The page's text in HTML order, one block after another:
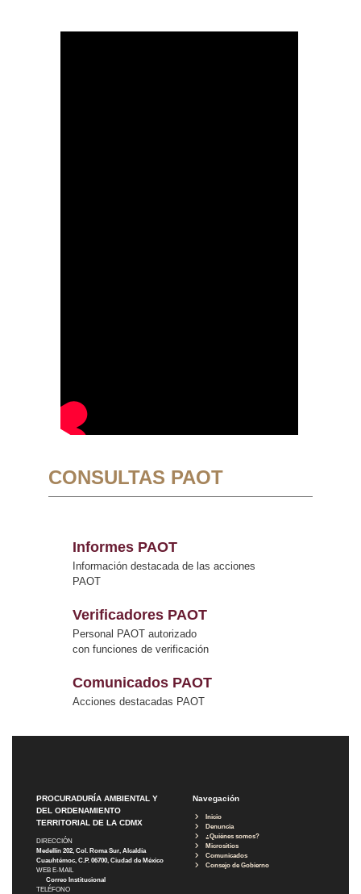
CONSULTAS PAOT
Informes PAOT
Información destacada de las acciones
PAOT
Verificadores PAOT
Personal PAOT autorizado
con funciones de verificación
Comunicados PAOT
Acciones destacadas PAOT
PROCURADURÍA AMBIENTAL Y
DEL ORDENAMIENTO
TERRITORIAL DE LA CDMX
DIRECCIÓN
Medellín 202, Col. Roma Sur, Alcaldía
Cuauhtémoc, C.P. 06700, Ciudad de México
WEB E-MAIL
Correo Institucional
TELÉFONO
Navegación
Inicio
Denuncia
¿Quiénes somos?
Micrositios
Comunicados
Consejo de Gobierno